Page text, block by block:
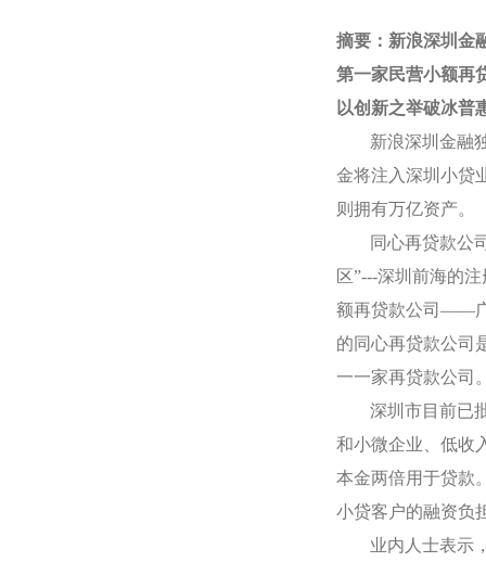
摘要：新浪深圳金
第一家民营小额再
以创新之举破冰普
新浪深圳金融
金将注入深圳小贷
则拥有万亿资产。
同心再贷款公
区”---深圳前海的
额再贷款公司——
的同心再贷款公司
一一家再贷款公司
深圳市目前已
和小微企业、低收
本金两倍用于贷款
小贷客户的融资负
业内人士表示